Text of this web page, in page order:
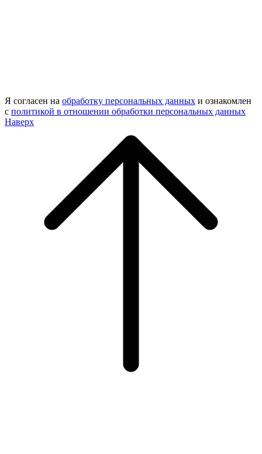
Я согласен на обработку персональных данных и ознакомлен
с политикой в отношении обработки персональных данных
Наверх